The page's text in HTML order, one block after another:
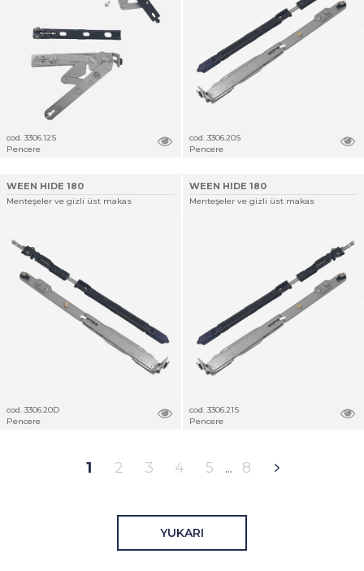
cod. 3306.12S
Pencere
cod. 3306.20S
Pencere
WEEN HIDE 180
Menteşeler ve gizli üst makas
cod. 3306.20D
Pencere
WEEN HIDE 180
Menteşeler ve gizli üst makas
cod. 3306.21S
Pencere
1 2 3 4 5 8
YUKARI